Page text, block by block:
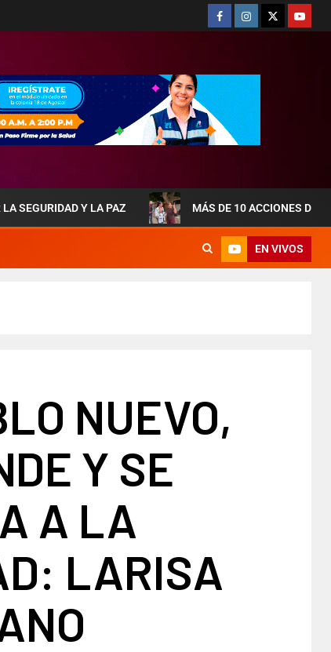
Y LA PAZ MÁS DE 10 ACCIONES DE OBRAS
EN VIVOS
NUEVO,
Y SE
A LA
LARISA